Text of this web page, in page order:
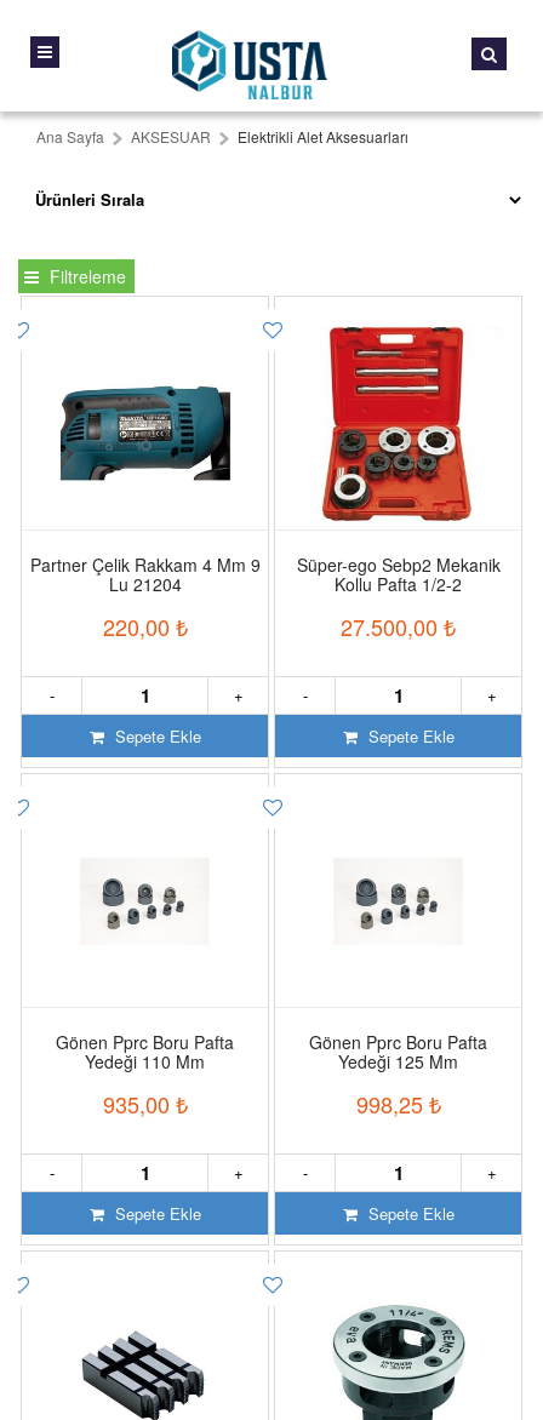
Ana Sayfa AKSESUAR Elektrikli Alet Aksesuarları
Filtreleme
Partner Çelik Rakkam 4 Mm 9
Lu 21204
220,00 ₺
+
-
Sepete Ekle
Süper-ego Sebp2 Mekanik
Kollu Pafta 1/2-2
27.500,00 ₺
+
-
Sepete Ekle
Gönen Pprc Boru Pafta
Yedeği 110 Mm
935,00 ₺
+
-
Sepete Ekle
Gönen Pprc Boru Pafta
Yedeği 125 Mm
998,25₺
+
-
Sepete Ekle